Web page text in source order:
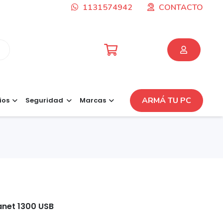
1131574942 CONTACTO
Seguridad Marcas ARMÁ TU PC
1300 USB